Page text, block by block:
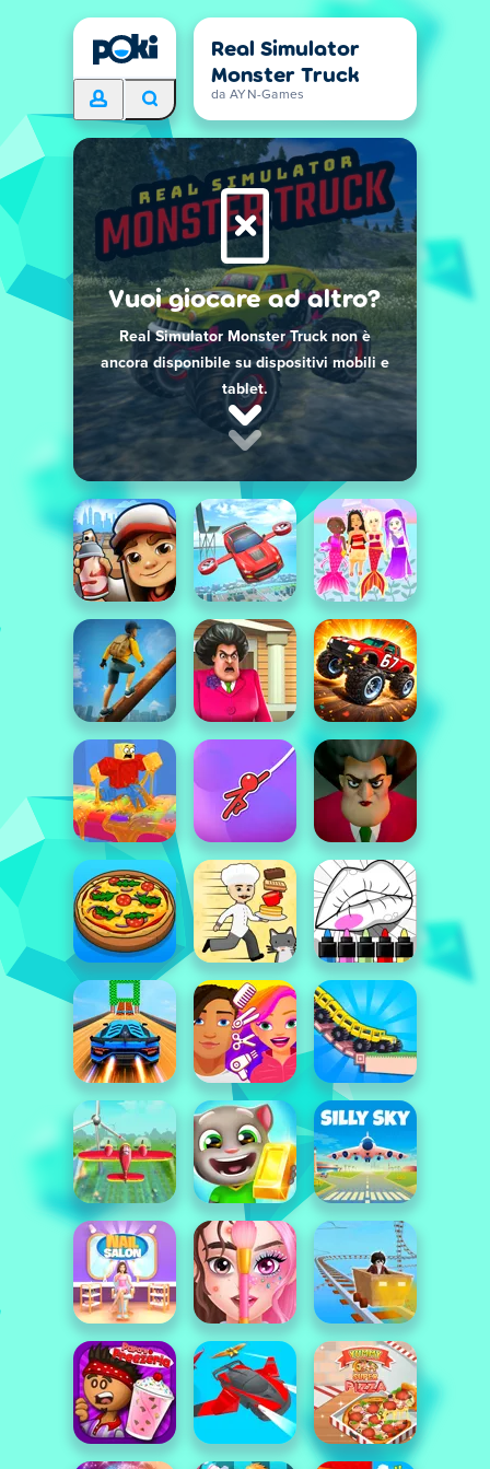
Real Simulator
Monster Truck
da AYN-Games
Vuoi giocare ad altro?
Real Simulator Monster Truck non è
ancora disponibile su dispositivi mobili e
tablet.